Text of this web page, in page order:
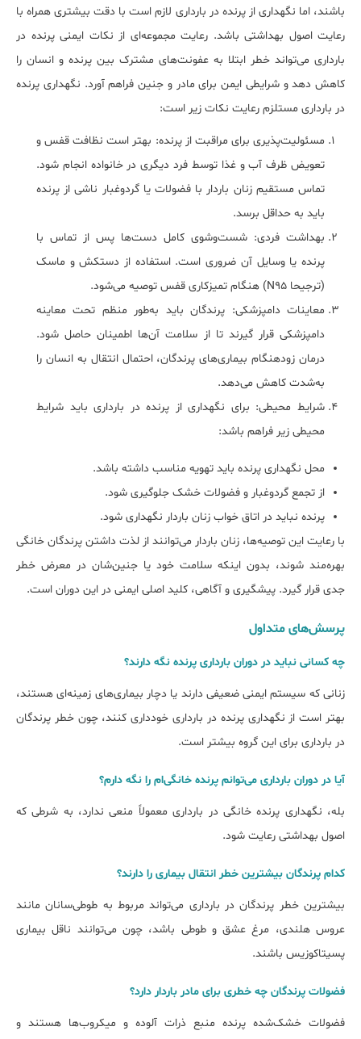
باشند، اما نگهداری از پرنده در بارداری لازم است با دقت بیشتری همراه با
رعایت اصول بهداشتی باشد. رعایت مجموعه‌ای از نکات ایمنی پرنده در
بارداری می‌تواند خطر ابتلا به عفونت‌های مشترک بین پرنده و انسان را
کاهش دهد و شرایطی ایمن برای مادر و جنین فراهم آورد. نگهداری پرنده
در بارداری مستلزم رعایت نکات زیر است:
مسئولیت‌پذیری برای مراقبت از پرنده: بهتر است نظافت قفس و
تعویض ظرف آب و غذا توسط فرد دیگری در خانواده انجام شود.
تماس مستقیم زنان باردار با فضولات یا گردوغبار ناشی از پرنده
باید به حداقل برسد.
بهداشت فردی: شست‌وشوی کامل دست‌ها پس از تماس با
پرنده یا وسایل آن ضروری است. استفاده از دستکش و ماسک
(ترجیحا N95) هنگام تمیزکاری قفس توصیه می‌شود.
معاینات دامپزشکی: پرندگان باید به‌طور منظم تحت معاینه
دامپزشکی قرار گیرند تا از سلامت آن‌ها اطمینان حاصل شود.
درمان زودهنگام بیماری‌های پرندگان، احتمال انتقال به انسان را
به‌شدت کاهش می‌دهد.
شرایط محیطی: برای نگهداری از پرنده در بارداری باید شرایط
محیطی زیر فراهم باشد:
محل نگهداری پرنده باید تهویه مناسب داشته باشد.
از تجمع گردوغبار و فضولات خشک جلوگیری شود.
پرنده نباید در اتاق خواب زنان باردار نگهداری شود.
با رعایت این توصیه‌ها، زنان باردار می‌توانند از لذت داشتن پرندگان خانگی
بهره‌مند شوند، بدون اینکه سلامت خود یا جنین‌شان در معرض خطر
جدی قرار گیرد. پیشگیری و آگاهی، کلید اصلی ایمنی در این دوران است.
پرسش‌های متداول
چه کسانی نباید در دوران بارداری پرنده نگه دارند؟
زنانی که سیستم ایمنی ضعیفی دارند یا دچار بیماری‌های زمینه‌ای هستند،
بهتر است از نگهداری پرنده در بارداری خودداری کنند، چون خطر پرندگان
در بارداری برای این گروه بیشتر است.
آیا در دوران بارداری می‌توانم پرنده خانگی‌ام را نگه دارم؟
بله، نگهداری پرنده خانگی در بارداری معمولاً منعی ندارد، به شرطی که
اصول بهداشتی رعایت شود.
کدام پرندگان بیشترین خطر انتقال بیماری را دارند؟
بیشترین خطر پرندگان در بارداری می‌تواند مربوط به طوطی‌سانان مانند
عروس هلندی، مرغ عشق و طوطی باشد، چون می‌توانند ناقل بیماری
پسیتاکوزیس باشند.
فضولات پرندگان چه خطری برای مادر باردار دارد؟
فضولات خشک‌شده پرنده منبع ذرات آلوده و میکروب‌ها هستند و